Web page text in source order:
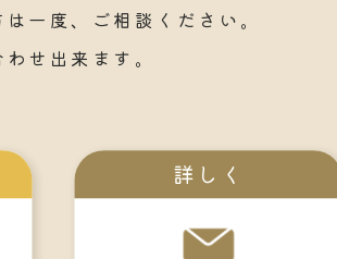
一度、ご相談ください。
せ出来ます。
詳しく